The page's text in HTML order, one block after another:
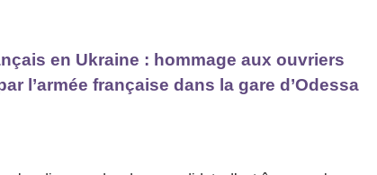
en Ukraine : hommage aux ouvriers
l’armée française dans la gare d’Odessa